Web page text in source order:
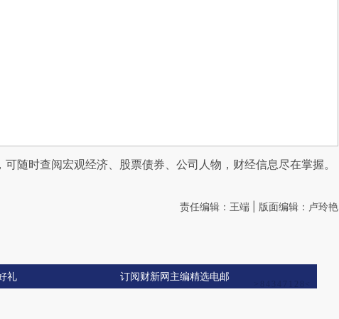
，可随时查阅宏观经济、股票债券、公司人物，财经信息尽在掌握。
责任编辑：王端 | 版面编辑：卢玲艳
礼 订阅财新网主编精选电邮